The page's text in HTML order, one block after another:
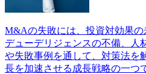
M&Aの失敗には、投資対効果の
デューデリジェンスの不備、人
や失敗事例を通して、対策法を
長を加速させる成長戦略の一つ